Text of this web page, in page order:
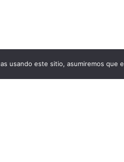
usando este sitio, asumiremos que